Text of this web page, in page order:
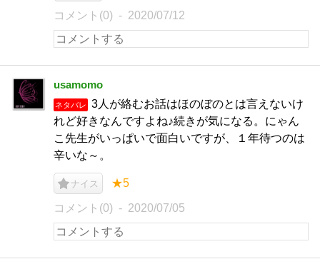
コメント(0) 2020/07/12
usamomo
ネタバレ
3人が絡むお話はほのぼのとは言えないけ
れど好きなんですよね♪続きが気になる。にゃん
こ先生がいっぱいで面白いですが、１年待つのは
辛いな～。
ナイス ★5
コメント(0) 2020/07/05